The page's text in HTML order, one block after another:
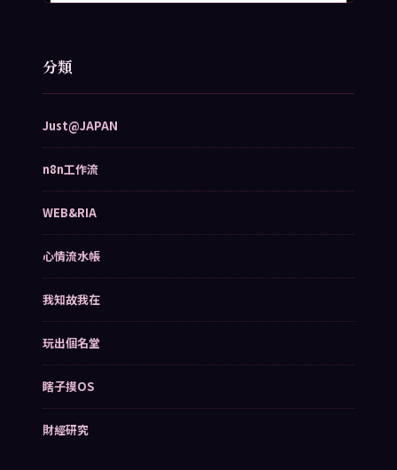
分類
Just@JAPAN
n8n工作流
WEB&RIA
心情流水帳
我知故我在
玩出個名堂
瞎子摸OS
財經研究